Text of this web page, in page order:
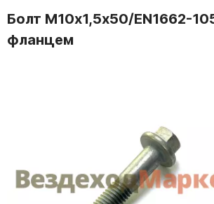
Болт М10х1,5х50/EN1662-
фланцем